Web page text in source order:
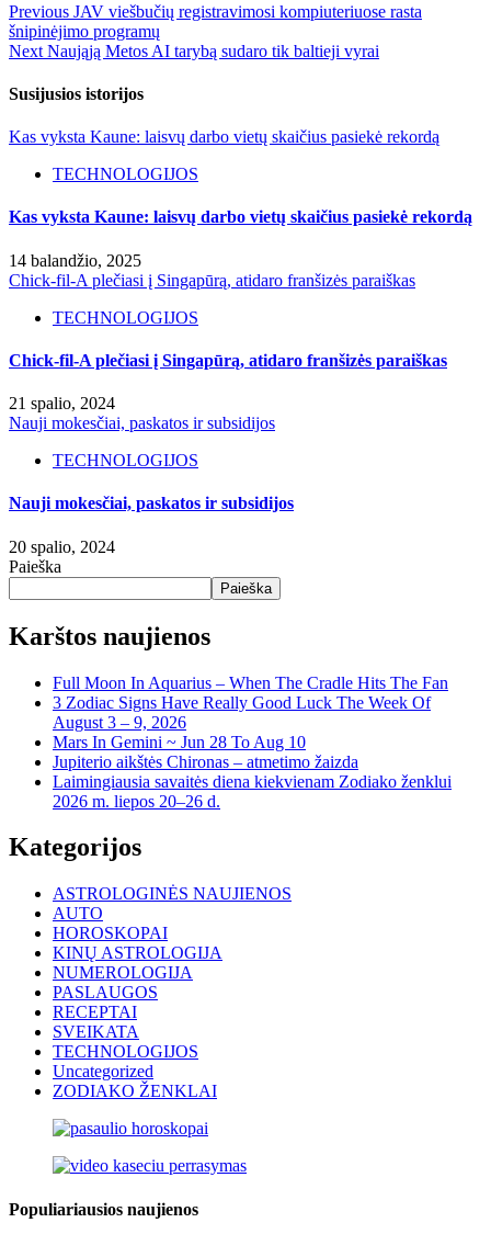
Previous JAV viešbučių registravimosi kompiuteriuose rasta
šnipinėjimo programų
Next Naująją Metos AI tarybą sudaro tik baltieji vyrai
Susijusios istorijos
Kas vyksta Kaune: laisvų darbo vietų skaičius pasiekė rekordą
TECHNOLOGIJOS
Kas vyksta Kaune: laisvų darbo vietų skaičius pasiekė rekordą
14 balandžio, 2025
Chick-fil-A plečiasi į Singapūrą, atidaro franšizės paraiškas
TECHNOLOGIJOS
Chick-fil-A plečiasi į Singapūrą, atidaro franšizės paraiškas
21 spalio, 2024
Nauji mokesčiai, paskatos ir subsidijos
TECHNOLOGIJOS
Nauji mokesčiai, paskatos ir subsidijos
20 spalio, 2024
Paieška
Paieška
Karštos naujienos
Full Moon In Aquarius – When The Cradle Hits The Fan
3 Zodiac Signs Have Really Good Luck The Week Of
August 3 – 9, 2026
Mars In Gemini ~ Jun 28 To Aug 10
Jupiterio aikštės Chironas – atmetimo žaizda
Laimingiausia savaitės diena kiekvienam Zodiako ženklui
2026 m. liepos 20–26 d.
Kategorijos
ASTROLOGINĖS NAUJIENOS
AUTO
HOROSKOPAI
KINŲ ASTROLOGIJA
NUMEROLOGIJA
PASLAUGOS
RECEPTAI
SVEIKATA
TECHNOLOGIJOS
Uncategorized
ZODIAKO ŽENKLAI
Populiariausios naujienos